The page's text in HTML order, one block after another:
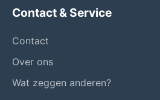
Contact & Service
Contact
Over ons
Wat zeggen anderen?